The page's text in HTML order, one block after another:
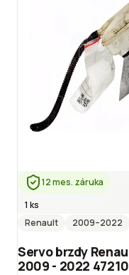
12 mes. záruka
1 ks
Renault
2009–2022
Servo brzdy
2009 - 2022